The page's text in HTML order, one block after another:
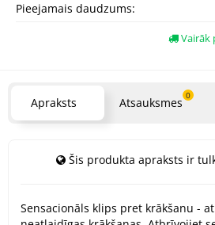
Pieejamais daudzums:
Vairāk
Apraksts Atsauksmes 0
Šis produkta apraksts ir
Sensacionāls klips pret krākšanu -